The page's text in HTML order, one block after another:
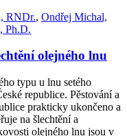
RNDr., Ondřej Michal,
Ph.D.
olejného lnu
typu u lnu setého
republice. Pěstování a
prakticky ukončeno a
na šlechtění a
olejného lnu jsou v